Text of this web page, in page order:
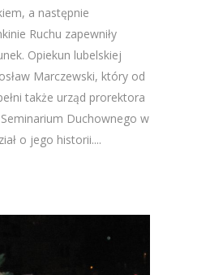
a następnie
Ruchu zapewniły
Opiekun lubelskiej
Marczewski, który od
także urząd prorektora
Duchownego w
o jego historii....